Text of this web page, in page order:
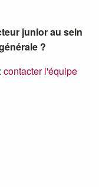
junior au sein
?
contacter l'équipe